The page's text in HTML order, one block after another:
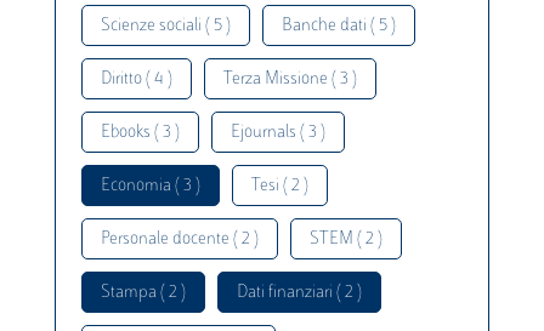
Scienze sociali ( 5 ) Banche dati ( 5 )
Diritto ( 4 ) Terza Missione ( 3 )
Ebooks ( 3 ) Ejournals ( 3 )
Economia ( 3 ) Tesi ( 2 )
Personale docente ( 2 ) STEM ( 2 )
Stampa ( 2 ) Dati finanziari ( 2 )